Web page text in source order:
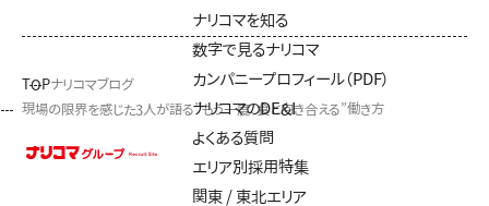
ナリコマを知る
数字で見るナリコマ
カンパニープロフィール（PDF）
ナリコマのDE&I
よくある質問
エリア別採用特集
関東 / 東北エリア
TOPナリコマブログ
現場の限界を感じた3人が語る”もう一度、食と向き合える”働き方